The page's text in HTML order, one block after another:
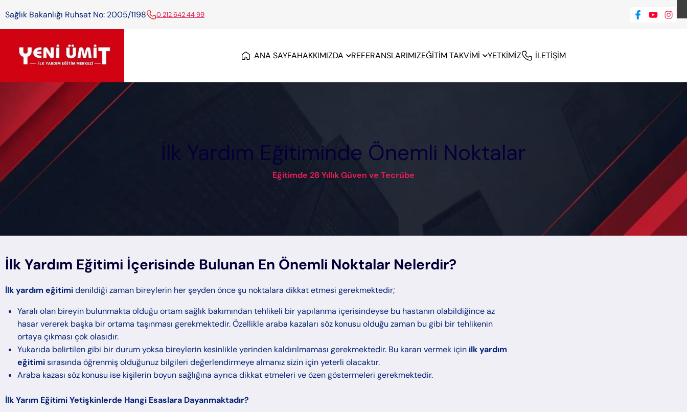
Sağlık Bakanlığı Ruhsat No: 2005/1198 0 212 642 44 99
ANA SAYFAHAKKIMIZDA REFERANSLARIMIZEĞİTİM TAKVİMİ YETKİMİZ İLETİŞİM
İlk Yardım Eğitiminde Önemli Noktalar
Eğitimde 28 Yıllık Güven ve Tecrübe
İlk Yardım Eğitimi İçerisinde Bulunan En Önemli Noktalar Nelerdir?
İlk yardım eğitimidenildiği zaman bireylerin her şeyden önce şu noktalara dikkat etmesi gerekmektedir;
Yaralı olan bireyin bulunmakta olduğu ortam sağlık bakımından tehlikeli bir yapılanma içerisindeyse bu hastanın olabildiğince az
hasar vererek başka bir ortama taşınması gerekmektedir. Özellikle araba kazaları söz konusu olduğu zaman bu gibi bir tehlikenin
ortaya çıkması çok olasıdır.
Yukarıda belirtilen gibi bir durum yoksa bireylerin kesinlikle yerinden kaldırılmaması gerekmektedir. Bu kararı vermek için ilk yardım
eğitimisırasında öğrenmiş olduğunuz bilgileri değerlendirmeye almanız sizin için yeterli olacaktır.
Araba kazası söz konusu ise kişilerin boyun sağlığına ayrıca dikkat etmeleri ve özen göstermeleri gerekmektedir.
İlk Yarım Eğitimi Yetişkinlerde Hangi Esaslara Dayanmaktadır?